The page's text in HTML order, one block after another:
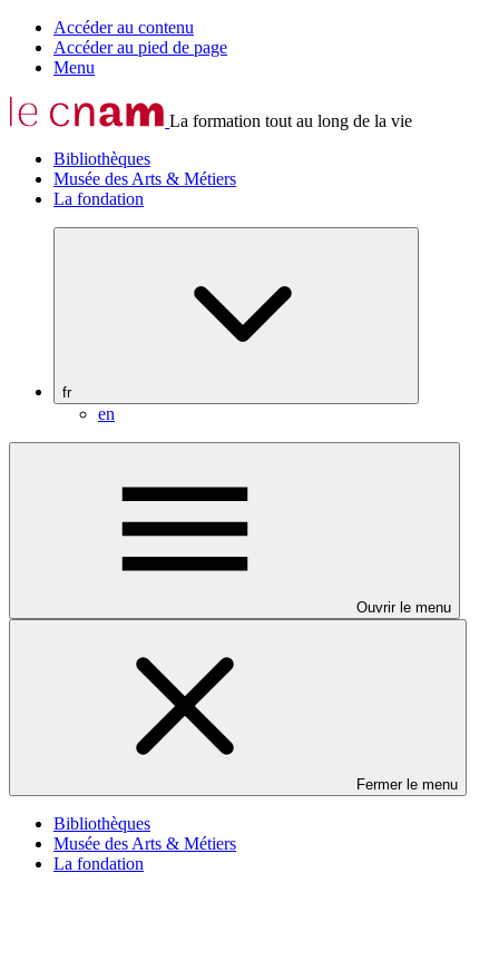
Accéder au contenu
Accéder au pied de page
Menu
La formation tout au long de la vie
Bibliothèques
Musée des Arts & Métiers
La fondation
fr
en
Ouvrir le menu
Fermer le menu
Bibliothèques
Musée des Arts & Métiers
La fondation